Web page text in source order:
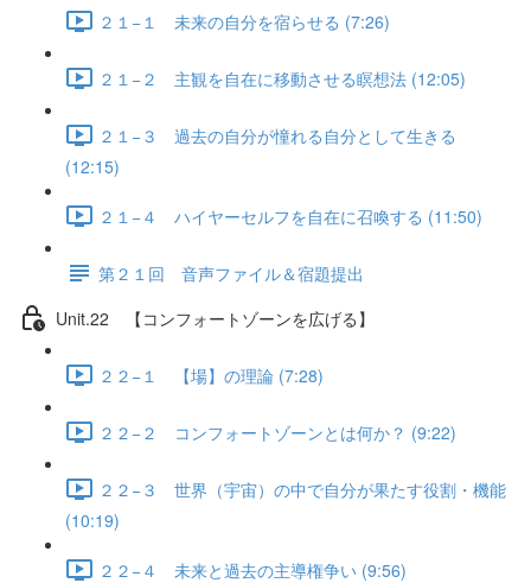
２１−１ 未来の自分を宿らせる (7:26)
２１−２ 主観を自在に移動させる瞑想法 (12:05)
２１−３ 過去の自分が憧れる自分として生きる
(12:15)
２１−４ ハイヤーセルフを自在に召喚する (11:50)
第２１回 音声ファイル＆宿題提出
Unit.22 【コンフォートゾーンを広げる】
２２−１ 【場】の理論 (7:28)
２２−２ コンフォートゾーンとは何か？ (9:22)
２２−３ 世界（宇宙）の中で自分が果たす役割・機能
(10:19)
２２−４ 未来と過去の主導権争い (9:56)